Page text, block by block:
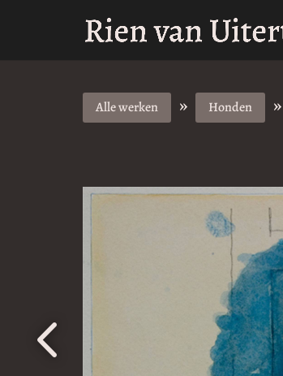
Alle werken » Honden »
4